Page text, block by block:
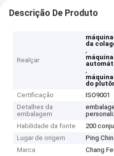
Descrição De Produto
Realçar
da
,
,
do
Certificação
ISO9001
Detalhes da
embalagem
Habilidade da fonte
200
Lugar de origem
Ping
Marca
Chang